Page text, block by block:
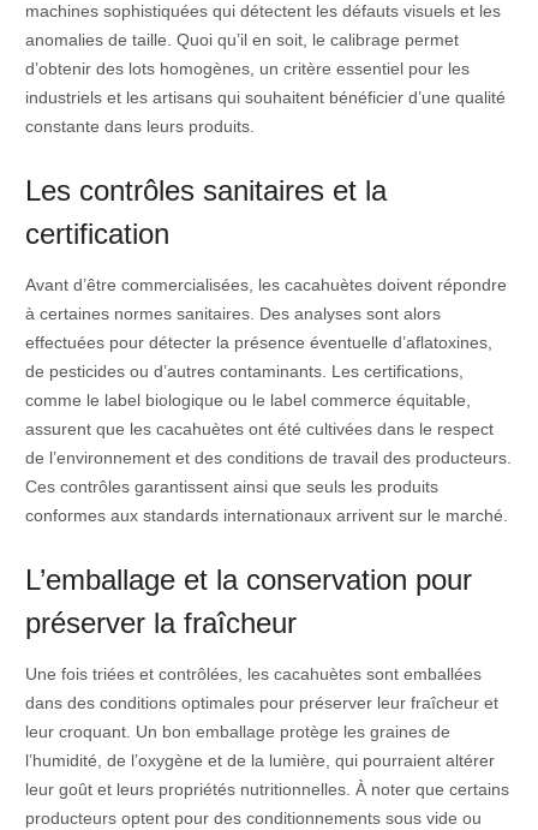
machines sophistiquées qui détectent les défauts visuels et les
anomalies de taille. Quoi qu’il en soit, le calibrage permet
d’obtenir des lots homogènes, un critère essentiel pour les
industriels et les artisans qui souhaitent bénéficier d’une qualité
constante dans leurs produits.
Les contrôles sanitaires et la
certification
Avant d’être commercialisées, les cacahuètes doivent répondre
à certaines normes sanitaires. Des analyses sont alors
effectuées pour détecter la présence éventuelle d’aflatoxines,
de pesticides ou d’autres contaminants. Les certifications,
comme le label biologique ou le label commerce équitable,
assurent que les cacahuètes ont été cultivées dans le respect
de l’environnement et des conditions de travail des producteurs.
Ces contrôles garantissent ainsi que seuls les produits
conformes aux standards internationaux arrivent sur le marché.
L’emballage et la conservation pour
préserver la fraîcheur
Une fois triées et contrôlées, les cacahuètes sont emballées
dans des conditions optimales pour préserver leur fraîcheur et
leur croquant. Un bon emballage protège les graines de
l’humidité, de l’oxygène et de la lumière, qui pourraient altérer
leur goût et leurs propriétés nutritionnelles. À noter que certains
producteurs optent pour des conditionnements sous vide ou